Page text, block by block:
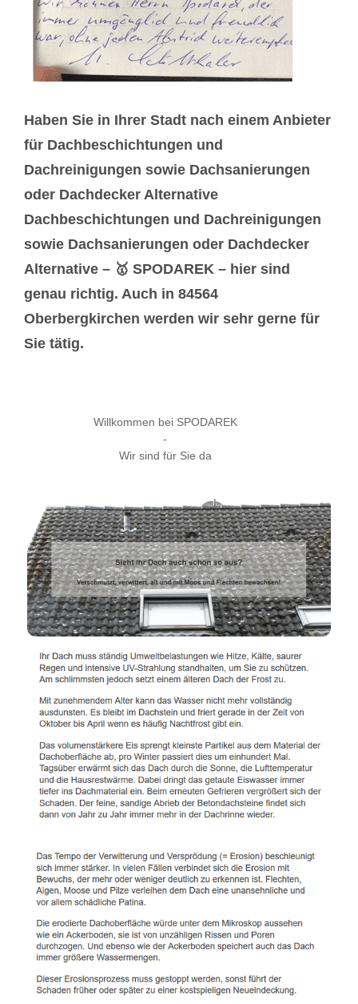
Haben Sie in Ihrer Stadt nach einem Anbieter
für Dachbeschichtungen und
Dachreinigungen sowie Dachsanierungen
oder Dachdecker Alternative
Dachbeschichtungen und Dachreinigungen
sowie Dachsanierungen oder Dachdecker
Alternative – 🥇 SPODAREK – hier sind
genau richtig. Auch in 84564
Oberbergkirchen werden wir sehr gerne für
Sie tätig.
Willkommen bei SPODAREK
-
Wir sind für Sie da